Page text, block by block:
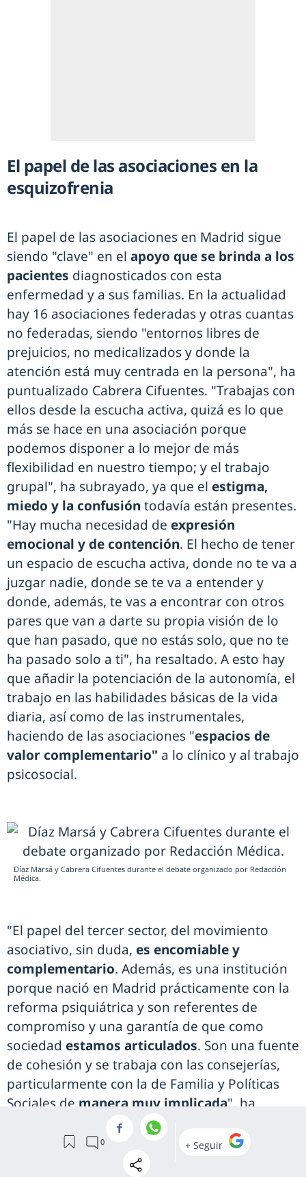
El papel de las asociaciones en la
esquizofrenia
El papel de las asociaciones en Madrid sigue
siendo "clave" en el apoyo que se brinda a los
pacientes diagnosticados con esta
enfermedad y a sus familias. En la actualidad
hay 16 asociaciones federadas y otras cuantas
no federadas, siendo "entornos libres de
prejuicios, no medicalizados y donde la
atención está muy centrada en la persona", ha
puntualizado Cabrera Cifuentes. "Trabajas con
ellos desde la escucha activa, quizá es lo que
más se hace en una asociación porque
podemos disponer a lo mejor de más
flexibilidad en nuestro tiempo; y el trabajo
grupal", ha subrayado, ya que el estigma,
miedo y la confusión todavía están presentes.
"Hay mucha necesidad de expresión
emocional y de contención. El hecho de tener
un espacio de escucha activa, donde no te va a
juzgar nadie, donde se te va a entender y
donde, además, te vas a encontrar con otros
pares que van a darte su propia visión de lo
que han pasado, que no estás solo, que no te
ha pasado solo a ti", ha resaltado. A esto hay
que añadir la potenciación de la autonomía, el
trabajo en las habilidades básicas de la vida
diaria, así como de las instrumentales,
haciendo de las asociaciones "espacios de
valor complementario" a lo clínico y al trabajo
psicosocial.
Díaz Marsá y Cabrera Cifuentes durante el debate organizado por Redacción
Médica.
"El papel del tercer sector, del movimiento
asociativo, sin duda, es encomiable y
complementario. Además, es una institución
porque nació en Madrid prácticamente con la
reforma psiquiátrica y son referentes de
compromiso y una garantía de que como
sociedad estamos articulados. Son una fuente
de cohesión y se trabaja con las consejerías,
particularmente con la de Familia y Políticas
Sociales de manera muy implicada", ha
opinado Navío Acosta sobre esto.
impacto de la esquizofrenia